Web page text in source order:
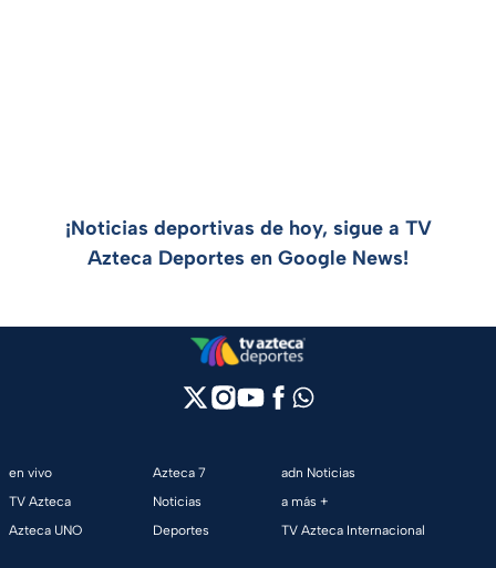
¡Noticias deportivas de hoy, sigue a TV
Azteca Deportes en Google News!
en vivo
TV Azteca
Azteca UNO
Azteca 7
Noticias
Deportes
adn Noticias
a más +
TV Azteca Internacional